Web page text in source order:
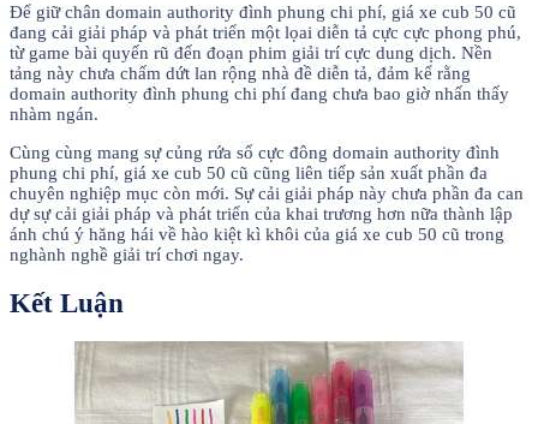
Để giữ chân domain authority đình phung chi phí, giá xe cub 50 cũ
đang cải giải pháp và phát triển một lọai diễn tả cực cực phong phú,
từ game bài quyến rũ đến đoạn phim giải trí cực dung dịch. Nền
tảng này chưa chấm dứt lan rộng nhà đề diễn tả, đảm kể rằng
domain authority đình phung chi phí đang chưa bao giờ nhấn thấy
nhàm ngán.
Cùng cùng mang sự củng rứa số cực đông domain authority đình
phung chi phí, giá xe cub 50 cũ cũng liên tiếp sản xuất phần đa
chuyên nghiệp mục còn mới. Sự cải giải pháp này chưa phần đa can
dự sự cải giải pháp và phát triển của khai trương hơn nữa thành lập
ánh chú ý hăng hái về hào kiệt kì khôi của giá xe cub 50 cũ trong
nghành nghề giải trí chơi ngay.
Kết Luận